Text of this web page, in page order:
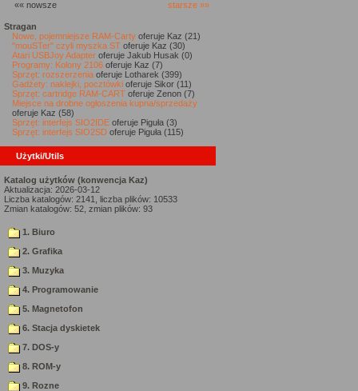
«« nowsze starsze »»
Stragan
Nowe, pojemniejsze RAM-Carty oferuje Kaz (21)
"mouSTer" czyli myszka ST oferuje Kaz (30)
Atari USBJoy Adapter oferuje Jakub Husak (0)
Programy: Kolony 2106 oferuje Kaz (7)
Sprzęt: rozszerzenia oferuje Lotharek (399)
Gadżety: naklejki, pocztówki oferuje Sikor (11)
Sprzęt: cartridge RAM-CART oferuje Zenon (7)
Miejsce na drobne ogłoszenia kupna/sprzedaży
oferuje Kaz (58)
Sprzęt: interfejs SIO2IDE oferuje Piguła (3)
Sprzęt: interfejs SIO2SD oferuje Piguła (115)
Użytki/Utils
Katalog użytków (konwencja Kaz)
Aktualizacja: 2026-03-12
Liczba katalogów: 2141, liczba plików: 10533
Zmian katalogów: 52, zmian plików: 93
1. Biuro
2. Grafika
3. Muzyka
4. Programowanie
5. Magnetofon
6. Stacja dyskietek
7. DOS-y
8. ROM-y
9. Rozne